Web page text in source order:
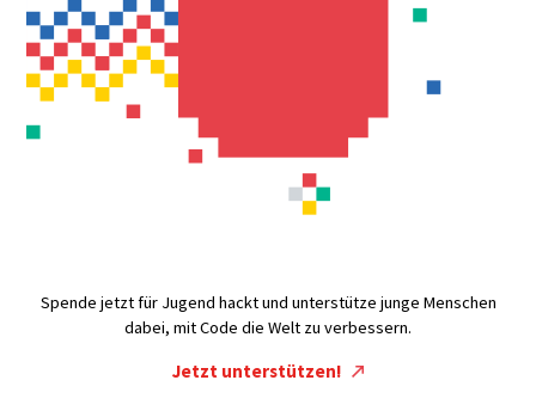
Spende jetzt für Jugend hackt und unterstütze junge Menschen
dabei, mit Code die Welt zu verbessern.
Jetzt unterstützen!